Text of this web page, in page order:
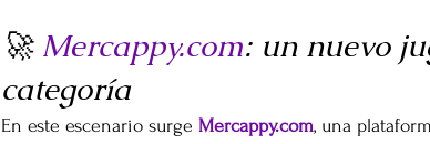
🚀 Mercappy.com: un nuevo
categoría
En este escenario surge Mercappy.com, una